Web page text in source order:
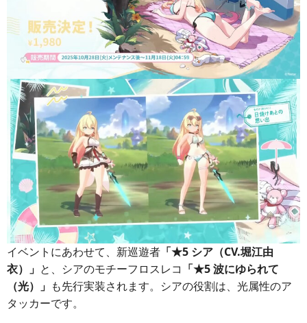
イベントにあわせて、新巡遊者 「★5 シア（CV.堀江由
衣）」 と、シアのモチーフロスレコ 「★5 波にゆられて
（光）」 も先行実装されます。シアの役割は、光属性のア
タッカーです。